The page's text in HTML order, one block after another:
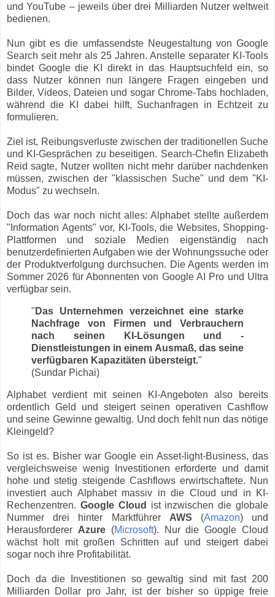
und YouTube – jeweils über drei Milliarden Nutzer weltweit
bedienen.
Nun gibt es die umfassendste Neugestaltung von Google
Search seit mehr als 25 Jahren. Anstelle separater KI-Tools
bindet Google die KI direkt in das Hauptsuchfeld ein, so
dass Nutzer können nun längere Fragen eingeben und
Bilder, Videos, Dateien und sogar Chrome-Tabs hochladen,
während die KI dabei hilft, Suchanfragen in Echtzeit zu
formulieren.
Ziel ist, Reibungsverluste zwischen der traditionellen Suche
und KI-Gesprächen zu beseitigen. Search-Chefin Elizabeth
Reid sagte, Nutzer wollten nicht mehr darüber nachdenken
müssen, zwischen der "klassischen Suche" und dem "KI-
Modus" zu wechseln.
Doch das war noch nicht alles: Alphabet stellte außerdem
"Information Agents" vor, KI-Tools, die Websites, Shopping-
Plattformen und soziale Medien eigenständig nach
benutzerdefinierten Aufgaben wie der Wohnungssuche oder
der Produktverfolgung durchsuchen. Die Agents werden im
Sommer 2026 für Abonnenten von Google AI Pro und Ultra
verfügbar sein.
" Das Unternehmen verzeichnet eine starke
Nachfrage von Firmen und Verbrauchern
nach seinen KI-Lösungen und -
Dienstleistungen in einem Ausmaß, das seine
verfügbaren Kapazitäten übersteigt."
(Sundar Pichai)
Alphabet verdient mit seinen KI-Angeboten also bereits
ordentlich Geld und steigert seinen operativen Cashflow
und seine Gewinne gewaltig. Und doch fehlt nun das nötige
Kleingeld?
So ist es. Bisher war Google ein Asset-light-Business, das
vergleichsweise wenig Investitionen erforderte und damit
hohe und stetig steigende Cashflows erwirtschaftete. Nun
investiert auch Alphabet massiv in die Cloud und in KI-
Rechenzentren. Google Cloud
ist inzwischen die globale
Nummer drei hinter Marktführer AWS (Amazon) und
Herausforderer Azure(Microsoft). Nur die Google Cloud
wächst holt mit großen Schritten auf und steigert dabei
sogar noch ihre Profitabilität.
Doch da die Investitionen so gewaltig sind mit fast 200
Milliarden Dollar pro Jahr, ist der bisher so üppige freie